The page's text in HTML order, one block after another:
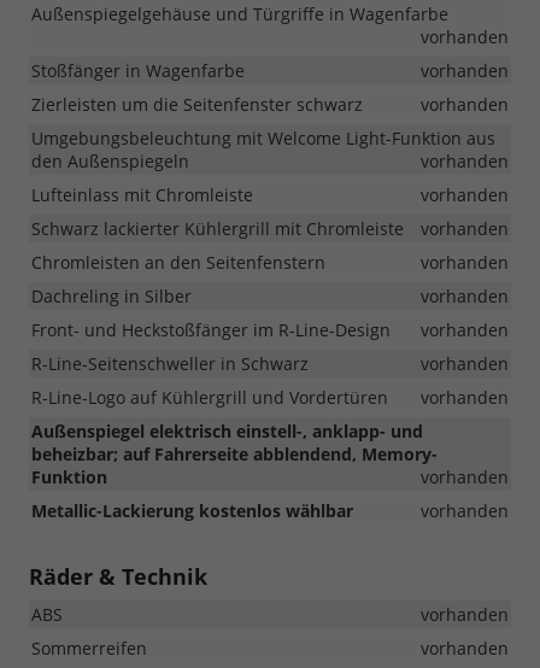
Außenspiegelgehäuse und Türgriffe in Wagenfarbe
vorhanden
Stoßfänger in Wagenfarbe
vorhanden
Zierleisten um die Seitenfenster schwarz
vorhanden
Umgebungsbeleuchtung mit Welcome Light-Funktion aus
den Außenspiegeln
vorhanden
Lufteinlass mit Chromleiste
vorhanden
Schwarz lackierter Kühlergrill mit Chromleiste
vorhanden
Chromleisten an den Seitenfenstern
vorhanden
Dachreling in Silber
vorhanden
Front- und Heckstoßfänger im R-Line-Design
vorhanden
R-Line-Seitenschweller in Schwarz
vorhanden
R-Line-Logo auf Kühlergrill und Vordertüren
vorhanden
Außenspiegel elektrisch einstell-, anklapp- und
beheizbar; auf Fahrerseite abblendend, Memory-
Funktion
vorhanden
Metallic-Lackierung kostenlos wählbar
vorhanden
Räder & Technik
ABS
vorhanden
Sommerreifen
vorhanden